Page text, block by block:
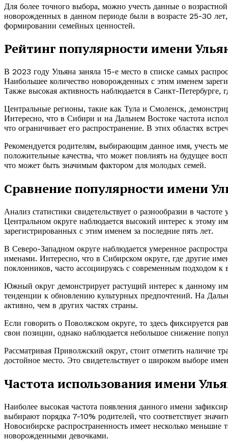
Для более точного выбора, можно учесть данные о
новорожденных в данном периоде были в возрасте 25-30
формировании семейных ценностей.
Рейтинг популярности имени
В 2023 году Ульяна заняла 15-е место в списке самых
Наибольшее количество новорожденных с этим именем
Также высокая активность наблюдается в Санкт-Петербурге,
Центральные регионы, такие как Тула и Смоленск,
Интересно, что в Сибири и на Дальнем Востоке частота
что ограничивает его распространение. В этих областях
Рекомендуется родителям, выбирающим данное имя, учесть
положительные качества, что может повлиять на будущее
что может быть значимым фактором для молодых семей.
Сравнение популярности имени
Анализ статистики свидетельствует о разнообразии в
Центральном округе наблюдается высокий интерес к этому
зарегистрированных с этим именем за последние пять лет.
В Северо-Западном округе наблюдается умеренное
именами. Интересно, что в Сибирском округе, где другие
поклонников, часто ассоциируясь с современным подходом к
Южный округ демонстрирует растущий интерес к данному
тенденции к обновлению культурных предпочтений. На
активно, чем в других частях страны.
Если говорить о Поволжском округе, то здесь фиксируется
свои позиции, однако наблюдается небольшое снижение
Рассматривая Приволжский округ, стоит отметить наличие
достойное место. Это свидетельствует о широком выборе
Частота использования имени
Наиболее высокая частота появления данного имени
выбирают порядка 7-10% родителей, что соответствует
Новосибирске распространенность имеет несколько
новорожденными девочками.